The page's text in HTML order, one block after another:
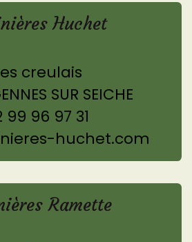
Huchet
creulais
SUR SEICHE
99 96 97 31
huchet.com
Ramette